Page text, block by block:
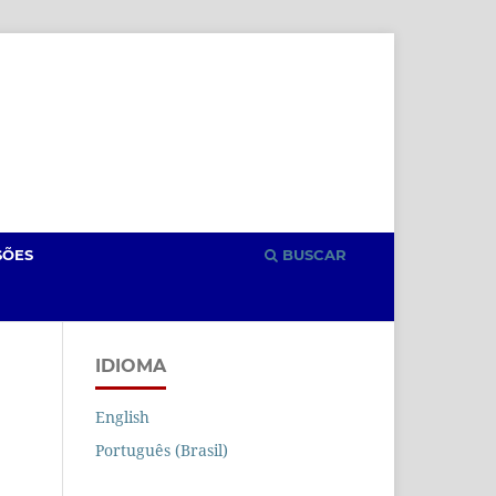
BUSCAR
IDIOMA
English
Português (Brasil)